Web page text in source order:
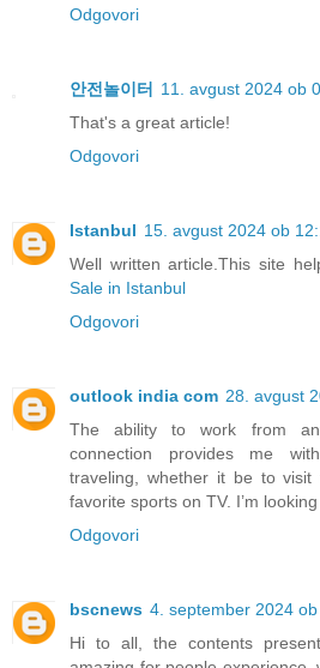
Odgovori
안전놀이터
11. avgust 2024 ob
That's a great article!
Odgovori
Istanbul 15. avgust 2024 ob
Well written article.This site
Sale in Istanbul
Odgovori
outlook india com 28. avgust
The ability to work from
connection provides me
traveling, whether it be to
favorite sports on TV. I’m
Odgovori
bscnews 4. september 2024 ob
Hi to all, the contents